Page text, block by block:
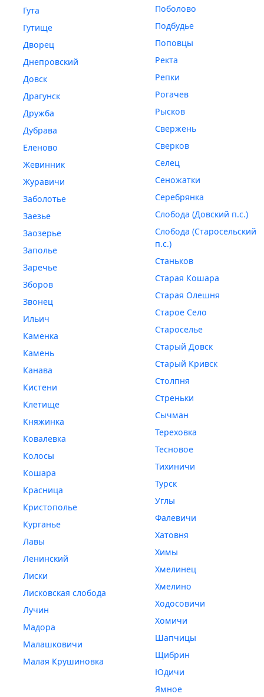
Гута
Гутище
Дворец
Днепровский
Довск
Драгунск
Дружба
Дубрава
Еленово
Жевинник
Журавичи
Заболотье
Заезье
Заозерье
Заполье
Заречье
Зборов
Звонец
Ильич
Каменка
Камень
Канава
Кистени
Клетище
Княжинка
Ковалевка
Колосы
Кошара
Красница
Кристополье
Курганье
Лавы
Ленинский
Лиски
Лисковская слобода
Лучин
Мадора
Малашковичи
Малая Крушиновка
Поболово
Подбудье
Поповцы
Ректа
Репки
Рогачев
Рысков
Свержень
Сверков
Селец
Сеножатки
Серебрянка
Слобода (Довский п.с.)
Слобода (Старосельский
п.с.)
Станьков
Старая Кошара
Старая Олешня
Старое Село
Староселье
Старый Довск
Старый Кривск
Столпня
Стреньки
Сычман
Тереховка
Тесновое
Тихиничи
Турск
Углы
Фалевичи
Хатовня
Химы
Хмелинец
Хмелино
Ходосовичи
Хомичи
Шапчицы
Щибрин
Юдичи
Ямное